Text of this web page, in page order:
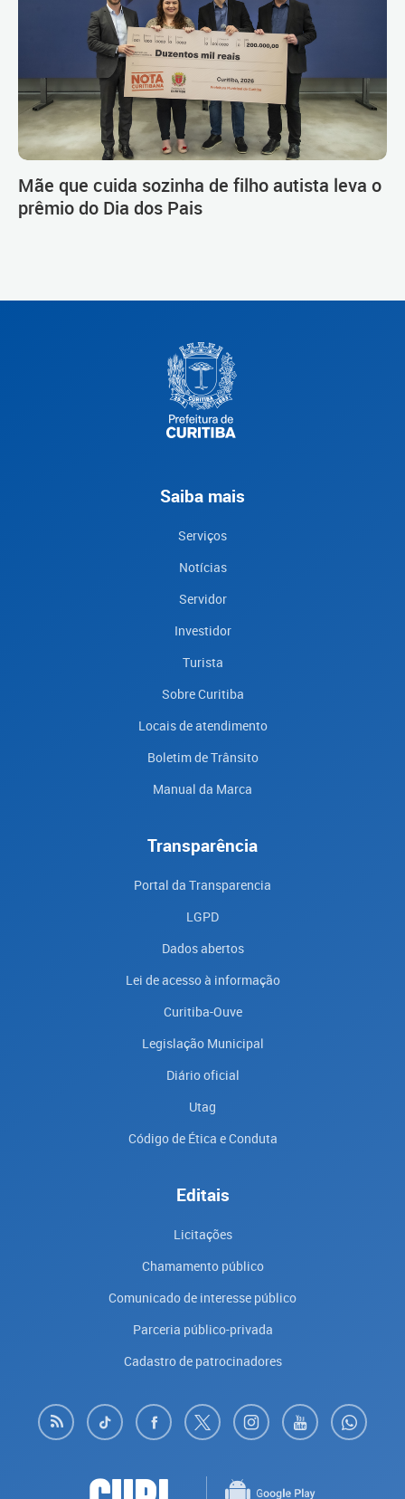
Mãe que cuida sozinha de filho autista leva o
prêmio do Dia dos Pais
Saiba mais
Serviços
Notícias
Servidor
Investidor
Turista
Sobre Curitiba
Locais de atendimento
Boletim de Trânsito
Manual da Marca
Transparência
Portal da Transparencia
LGPD
Dados abertos
Lei de acesso à informação
Curitiba-Ouve
Legislação Municipal
Diário oficial
Utag
Código de Ética e Conduta
Editais
Licitações
Chamamento público
Comunicado de interesse público
Parceria público-privada
Cadastro de patrocinadores